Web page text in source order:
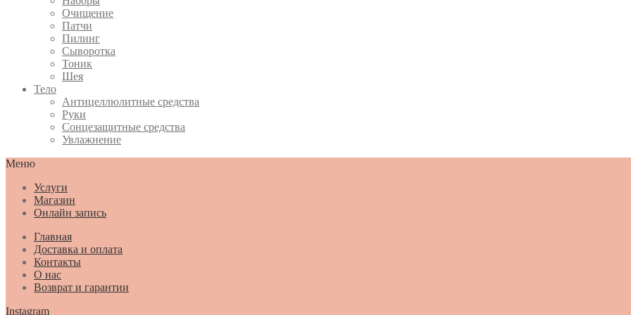
Очищение
Патчи
Пилинг
Сыворотка
Тоник
Шея
Тело
Антицеллюлитные средства
Руки
Сонцезащитные средства
Увлажнение
Меню
Услуги
Магазин
Онлайн запись
Главная
Доставка и оплата
Контакты
О нас
Возврат и гарантии
Instagram